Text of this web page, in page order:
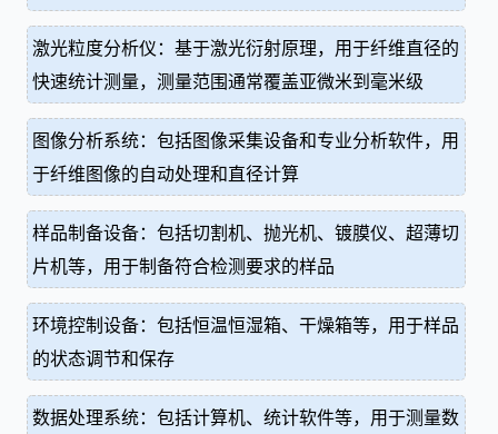
激光粒度分析仪：基于激光衍射原理，用于纤维直径的
快速统计测量，测量范围通常覆盖亚微米到毫米级
图像分析系统：包括图像采集设备和专业分析软件，用
于纤维图像的自动处理和直径计算
样品制备设备：包括切割机、抛光机、镀膜仪、超薄切
片机等，用于制备符合检测要求的样品
环境控制设备：包括恒温恒湿箱、干燥箱等，用于样品
的状态调节和保存
数据处理系统：包括计算机、统计软件等，用于测量数